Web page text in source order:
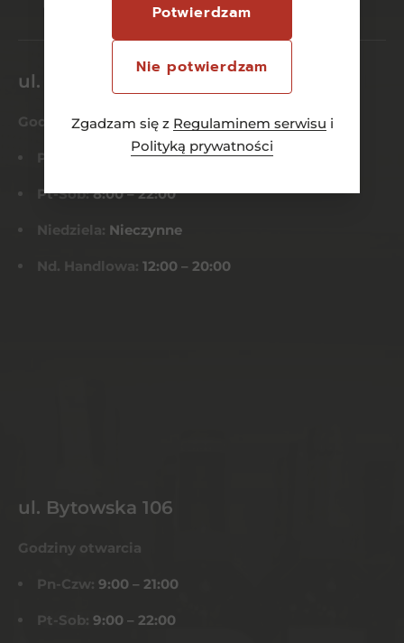
Potwierdzam
Nie potwierdzam
Zgadzam się z Regulaminem serwisu i
Polityką prywatności
ul. Dworcowa 26/6
Godziny otwarcia
Pn-Czw: 8:00 – 21:00
Pt-Sob:8:00 – 22:00
Niedziela: Nieczynne
Nd. Handlowa: 12:00 – 20:00
ul. Bytowska 106
Godziny otwarcia
Pn-Czw: 9:00 – 21:00
Pt-Sob: 9:00 – 22:00